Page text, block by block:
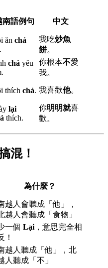
南語例句 中文
ăn chả
.
我吃炒魚
餅。
chả yêu
你根本不愛
我。
thích chả. 我喜歡他。
lại
thích.
你明明就喜
歡。
混！
為什麼？
越人會聽成「他」，
越人會聽成「食物」
一個 Lại ，意思完全相
！
越人聽成「他」，北
人聽成「不」